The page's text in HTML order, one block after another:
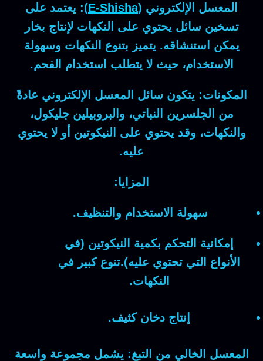
المعسل الإلكتروني (E-Shisha
): يعتمد على
تسخين سائل يحتوي على النكهات لإنتاج بخار
يمكن استنشاقه. يتميز بتنوع النكهات وسهولة
الاستخدام، حيث لا يتطلب استخدام الفحم.
المكونات: يتكون سائل المعسل الإلكتروني عادةً
من الجلسرين النباتي، والبروبيلين جليكول،
والنكهات، وقد يحتوي على النيكوتين أو لا يحتوي
عليه.
المزايا:
سهولة الاستخدام والتنظيف.
إمكانية التحكم بكمية النيكوتين (في
الأنواع التي تحتوي عليه).تنوع كبير في
النكهات.
إنتاج دخان كثيف.
المعسل الخالي من التبغ: يشمل مجموعة واسعة